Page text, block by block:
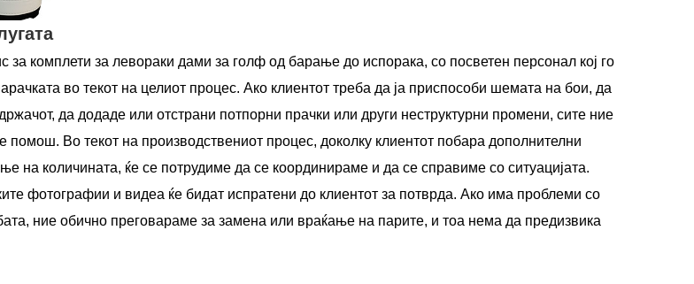
за комплети за левораки дами за голф од барање до испорака, со посветен персонал кој го
во текот на целиот процес. Ако клиентот треба да ја приспособи шемата на бои, да
да додаде или отстрани потпорни прачки или други неструктурни промени, сите ние
Во текот на производствениот процес, доколку клиентот побара дополнителни
на количината, ќе се потрудиме да се координираме и да се справиме со ситуацијата.
фотографии и видеа ќе бидат испратени до клиентот за потврда. Ако има проблеми со
ние обично преговараме за замена или враќање на парите, и тоа нема да предизвика